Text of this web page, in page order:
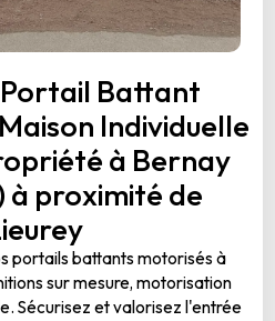
Battant
Individuelle
à Bernay
à proximité de
portails battants motorisés à
sur mesure, motorisation
Sécurisez et valorisez l'entrée